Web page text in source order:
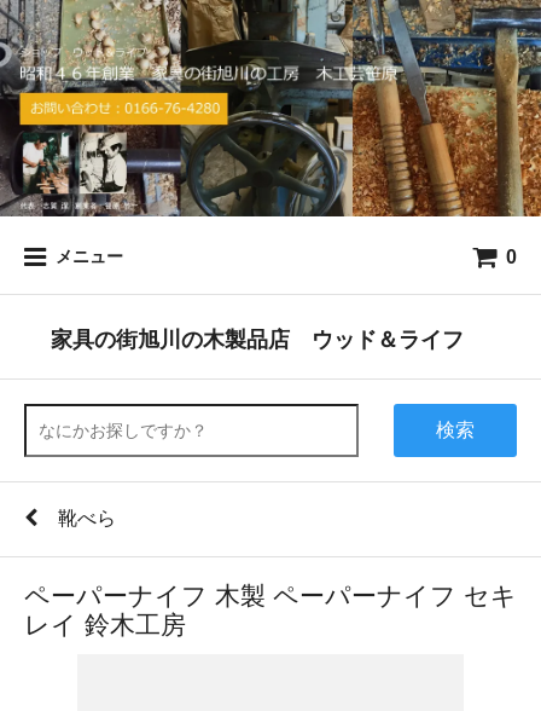
メニュー 0
家具の街旭川の木製品店 ウッド＆ライフ
検索
靴べら
ペーパーナイフ 木製 ペーパーナイフ セキ
レイ 鈴木工房